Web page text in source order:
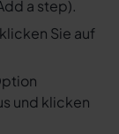
a step).
Sie auf
und klicken